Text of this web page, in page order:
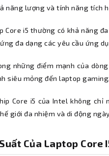
năng lượng và tính năng tích
Core i5 thường có khả năng
đa dạng các yêu cầu ứng
những điểm mạnh của
siêu mỏng đến laptop
Core i5 của Intel không
giới đa nhiệm và di động
Của Laptop Core